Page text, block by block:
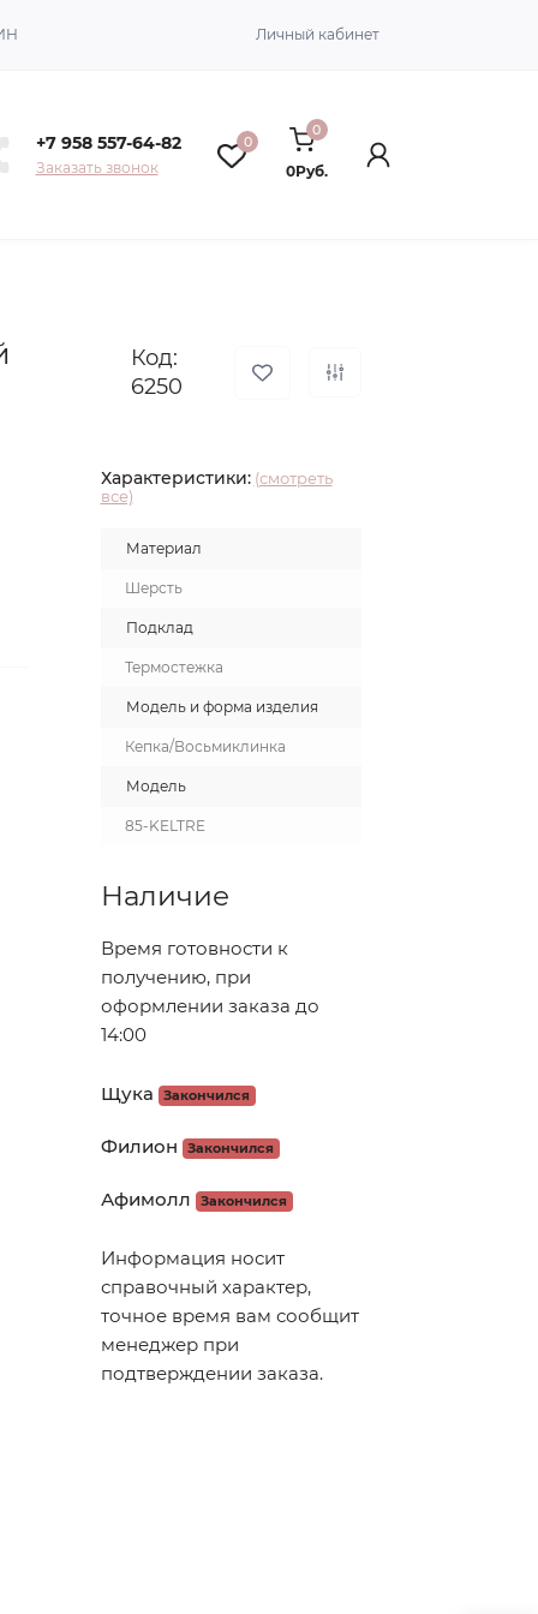
Личный кабинет
+7 958 557-64-82
Заказать звонок
0
0
0Руб.
Код:
6250
Характеристики: (смотреть
все)
Материал
Шерсть
Подклад
Термостежка
Модель и форма изделия
Кепка/Восьмиклинка
Модель
85-KELTRE
Наличие
Время готовности к
получению, при
оформлении заказа до
14:00
Щука Закончился
Филион Закончился
Афимолл Закончился
Информация носит
справочный характер,
точное время вам сообщит
менеджер при
подтверждении заказа.